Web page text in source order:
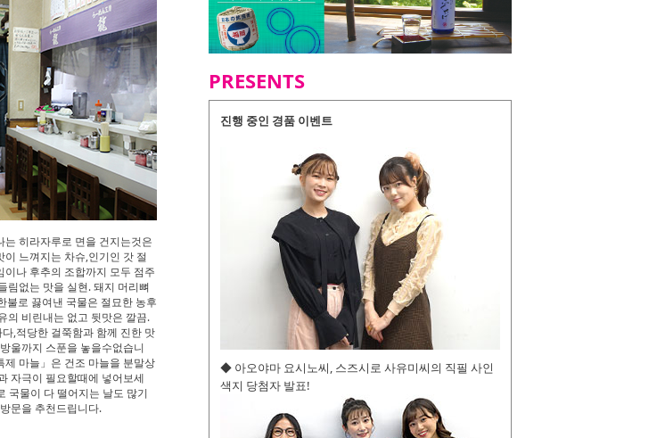
는 히라자루로 면을 건지는것은
이 느껴지는 차슈,인기인 갓 절
이나 후추의 조합까지 모두 점주
림없는 맛을 실현. 돼지 머리뼈
불로 끓여낸 국물은 절묘한 농후
의 비린내는 없고 뒷맛은 깔끔.
,적당한 걸쭉함과 함께 진한 맛
울까지 스푼을 놓을수없습니
제 마늘」은 건조 마늘을 분말상
자극이 필요할때에 넣어보세
국물이 다 떨어지는 날도 많기
문을 추천드립니다.
PRESENTS
진행 중인 경품 이벤트
◆ 아오야마 요시노씨, 스즈시로 사유미씨의 직필 사인
색지 당첨자 발표!